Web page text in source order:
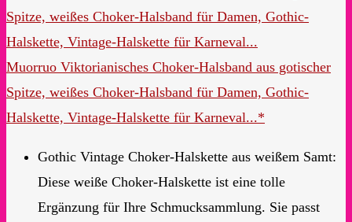
Muorruo Viktorianisches Choker-Halsband aus gotischer
Spitze, weißes Choker-Halsband für Damen, Gothic-
Halskette, Vintage-Halskette für Karneval...*
Gothic Vintage Choker-Halskette aus weißem Samt:
Diese weiße Choker-Halskette ist eine tolle
Ergänzung für Ihre Schmucksammlung. Sie passt